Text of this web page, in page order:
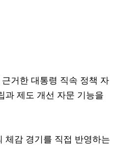
거한 대통령 직속 정책 자
과 제도 개선 자문 기능을
체감 경기를 직접 반영하는